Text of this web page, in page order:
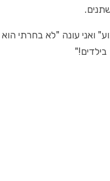
ואני עונה "לא בחרתי